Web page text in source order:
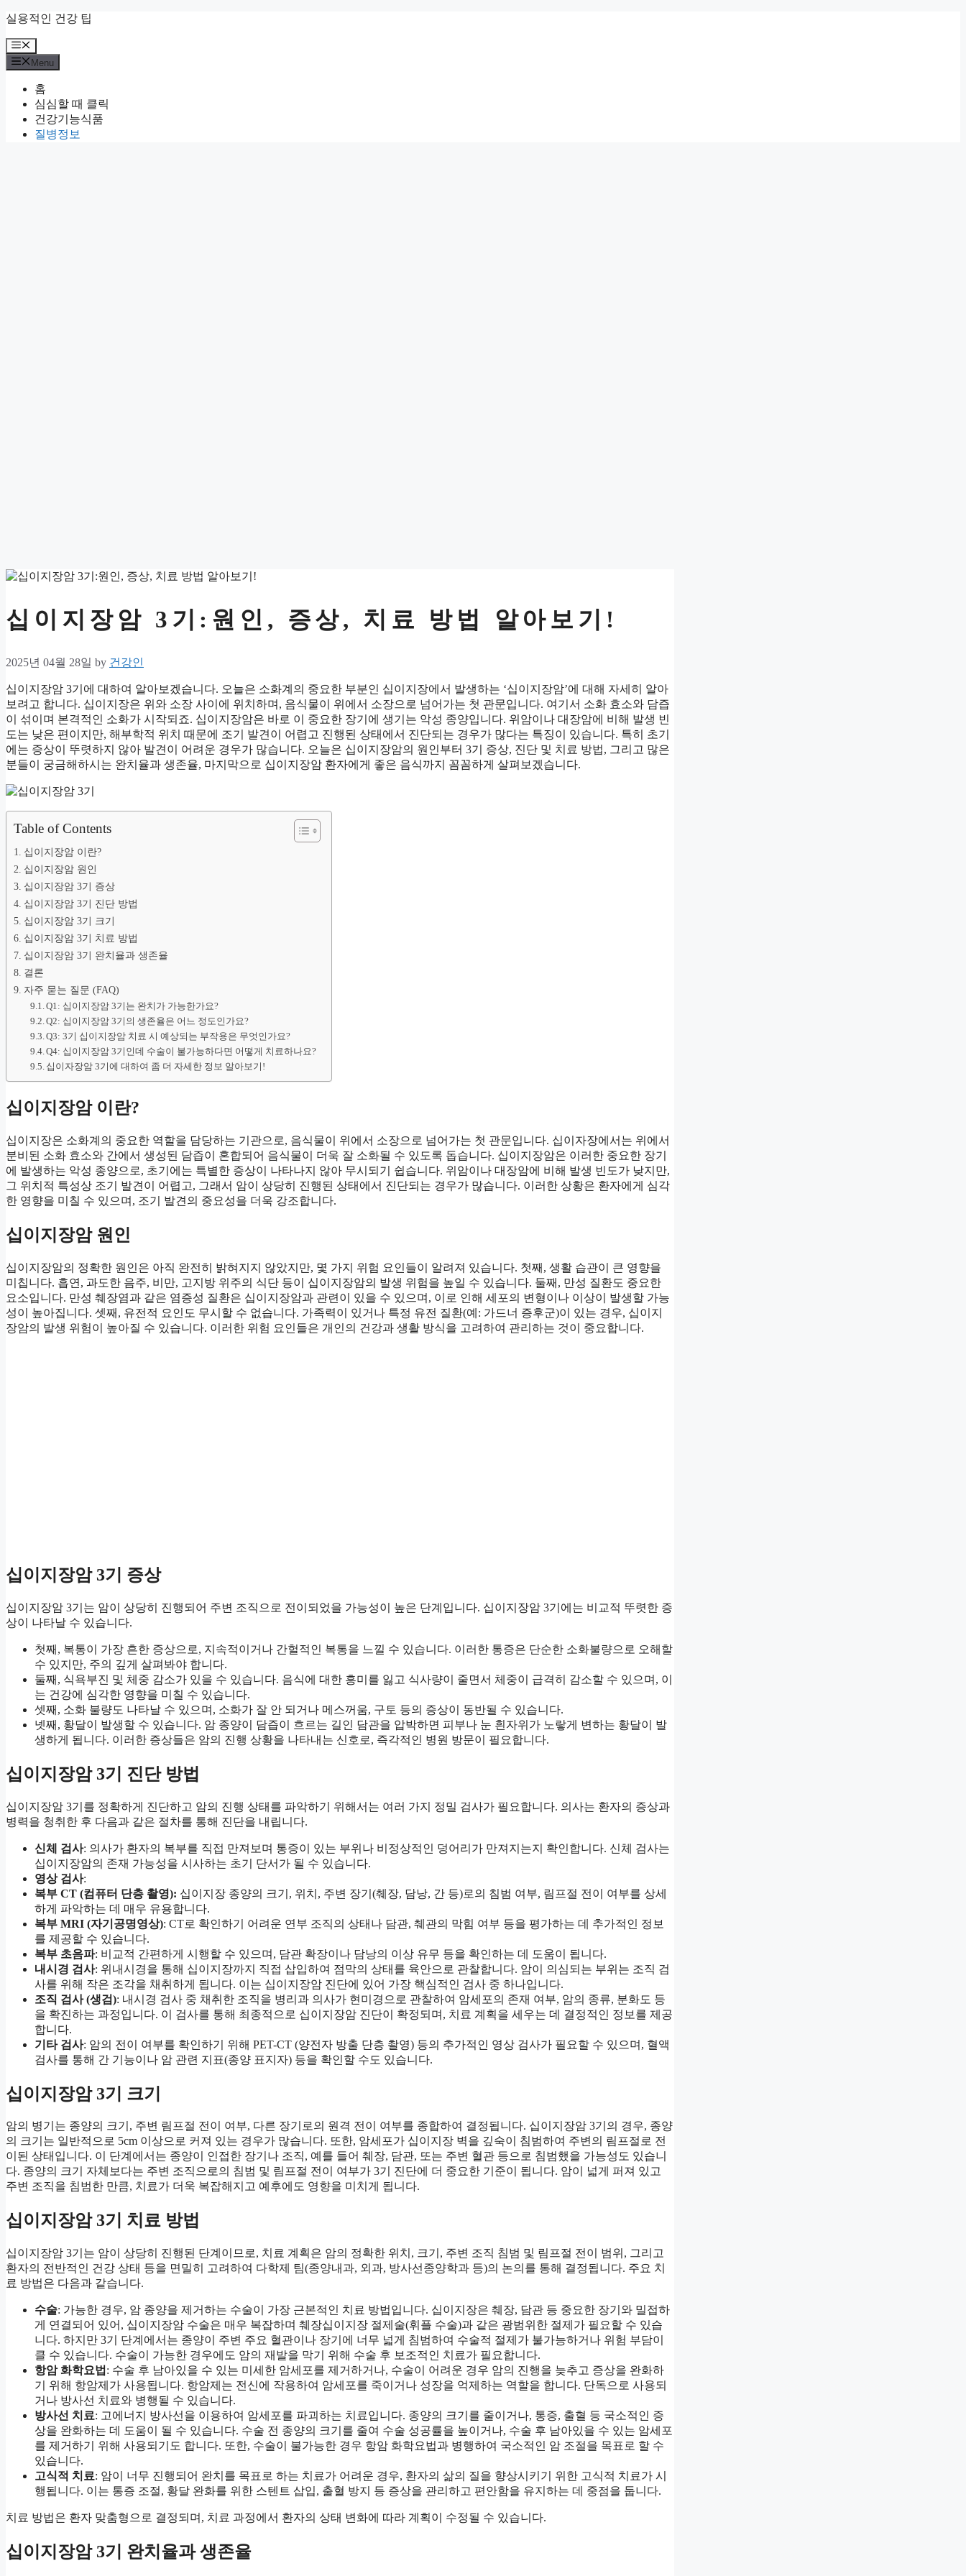
Skip
content
실용적인 건강 팁
Menu
Menu
홈
심심할 때 클릭
건강기능식품
질병정보
십이지장암 3기:원인, 증상, 치료 방법 알아보기!
2025년 04월 28일 by 건강인
십이지장암 3기에 대하여 알아보겠습니다. 오늘은 소화계의 중요한 부분인 십이지장에서 발생하는 ‘십이지장암’에 대해 자세히 알아
보려고 합니다. 십이지장은 위와 소장 사이에 위치하며, 음식물이 위에서 소장으로 넘어가는 첫 관문입니다. 여기서 소화 효소와 담즙
이 섞이며 본격적인 소화가 시작되죠. 십이지장암은 바로 이 중요한 장기에 생기는 악성 종양입니다. 위암이나 대장암에 비해 발생 빈
도는 낮은 편이지만, 해부학적 위치 때문에 조기 발견이 어렵고 진행된 상태에서 진단되는 경우가 많다는 특징이 있습니다. 특히 초기
에는 증상이 뚜렷하지 않아 발견이 어려운 경우가 많습니다. 오늘은 십이지장암의 원인부터 3기 증상, 진단 및 치료 방법, 그리고 많은
분들이 궁금해하시는 완치율과 생존율, 마지막으로 십이지장암 환자에게 좋은 음식까지 꼼꼼하게 살펴보겠습니다.
Table of Contents
십이지장암 이란?
십이지장암 원인
십이지장암 3기 증상
십이지장암 3기 진단 방법
십이지장암 3기 크기
십이지장암 3기 치료 방법
십이지장암 3기 완치율과 생존율
결론
자주 묻는 질문 (FAQ)
Q1: 십이지장암 3기는 완치가 가능한가요?
Q2: 십이지장암 3기의 생존율은 어느 정도인가요?
Q3: 3기 십이지장암 치료 시 예상되는 부작용은 무엇인가요?
Q4: 십이지장암 3기인데 수술이 불가능하다면 어떻게 치료하나요?
십이자장암 3기에 대하여 좀 더 자세한 정보 알아보기!
십이지장암 이란?
십이지장은 소화계의 중요한 역할을 담당하는 기관으로, 음식물이 위에서 소장으로 넘어가는 첫 관문입니다. 십이자장에서는 위에서
분비된 소화 효소와 간에서 생성된 담즙이 혼합되어 음식물이 더욱 잘 소화될 수 있도록 돕습니다. 십이지장암은 이러한 중요한 장기
에 발생하는 악성 종양으로, 초기에는 특별한 증상이 나타나지 않아 무시되기 쉽습니다. 위암이나 대장암에 비해 발생 빈도가 낮지만,
그 위치적 특성상 조기 발견이 어렵고, 그래서 암이 상당히 진행된 상태에서 진단되는 경우가 많습니다. 이러한 상황은 환자에게 심각
한 영향을 미칠 수 있으며, 조기 발견의 중요성을 더욱 강조합니다.
십이지장암 원인
십이지장암의 정확한 원인은 아직 완전히 밝혀지지 않았지만, 몇 가지 위험 요인들이 알려져 있습니다. 첫째, 생활 습관이 큰 영향을
미칩니다. 흡연, 과도한 음주, 비만, 고지방 위주의 식단 등이 십이지장암의 발생 위험을 높일 수 있습니다. 둘째, 만성 질환도 중요한
요소입니다. 만성 췌장염과 같은 염증성 질환은 십이지장암과 관련이 있을 수 있으며, 이로 인해 세포의 변형이나 이상이 발생할 가능
성이 높아집니다. 셋째, 유전적 요인도 무시할 수 없습니다. 가족력이 있거나 특정 유전 질환(예: 가드너 증후군)이 있는 경우, 십이지
장암의 발생 위험이 높아질 수 있습니다. 이러한 위험 요인들은 개인의 건강과 생활 방식을 고려하여 관리하는 것이 중요합니다.
십이지장암 3기 증상
십이지장암 3기는 암이 상당히 진행되어 주변 조직으로 전이되었을 가능성이 높은 단계입니다. 십이지장암 3기에는 비교적 뚜렷한 증
상이 나타날 수 있습니다.
첫째, 복통이 가장 흔한 증상으로, 지속적이거나 간헐적인 복통을 느낄 수 있습니다. 이러한 통증은 단순한 소화불량으로 오해할
수 있지만, 주의 깊게 살펴봐야 합니다.
둘째, 식욕부진 및 체중 감소가 있을 수 있습니다. 음식에 대한 흥미를 잃고 식사량이 줄면서 체중이 급격히 감소할 수 있으며, 이
는 건강에 심각한 영향을 미칠 수 있습니다.
셋째, 소화 불량도 나타날 수 있으며, 소화가 잘 안 되거나 메스꺼움, 구토 등의 증상이 동반될 수 있습니다.
넷째, 황달이 발생할 수 있습니다. 암 종양이 담즙이 흐르는 길인 담관을 압박하면 피부나 눈 흰자위가 노랗게 변하는 황달이 발
생하게 됩니다. 이러한 증상들은 암의 진행 상황을 나타내는 신호로, 즉각적인 병원 방문이 필요합니다.
십이지장암 3기 진단 방법
십이지장암 3기를 정확하게 진단하고 암의 진행 상태를 파악하기 위해서는 여러 가지 정밀 검사가 필요합니다. 의사는 환자의 증상과
병력을 청취한 후 다음과 같은 절차를 통해 진단을 내립니다.
신체 검사: 의사가 환자의 복부를 직접 만져보며 통증이 있는 부위나 비정상적인 덩어리가 만져지는지 확인합니다. 신체 검사는
십이지장암의 존재 가능성을 시사하는 초기 단서가 될 수 있습니다.
영상 검사:
복부 CT (컴퓨터 단층 촬영): 십이지장 종양의 크기, 위치, 주변 장기(췌장, 담낭, 간 등)로의 침범 여부, 림프절 전이 여부를 상세
하게 파악하는 데 매우 유용합니다.
복부 MRI (자기공명영상): CT로 확인하기 어려운 연부 조직의 상태나 담관, 췌관의 막힘 여부 등을 평가하는 데 추가적인 정보
를 제공할 수 있습니다.
복부 초음파: 비교적 간편하게 시행할 수 있으며, 담관 확장이나 담낭의 이상 유무 등을 확인하는 데 도움이 됩니다.
내시경 검사: 위내시경을 통해 십이지장까지 직접 삽입하여 점막의 상태를 육안으로 관찰합니다. 암이 의심되는 부위는 조직 검
사를 위해 작은 조각을 채취하게 됩니다. 이는 십이지장암 진단에 있어 가장 핵심적인 검사 중 하나입니다.
조직 검사 (생검): 내시경 검사 중 채취한 조직을 병리과 의사가 현미경으로 관찰하여 암세포의 존재 여부, 암의 종류, 분화도 등
을 확진하는 과정입니다. 이 검사를 통해 최종적으로 십이지장암 진단이 확정되며, 치료 계획을 세우는 데 결정적인 정보를 제공
합니다.
기타 검사: 암의 전이 여부를 확인하기 위해 PET-CT (양전자 방출 단층 촬영) 등의 추가적인 영상 검사가 필요할 수 있으며, 혈액
검사를 통해 간 기능이나 암 관련 지표(종양 표지자) 등을 확인할 수도 있습니다.
십이지장암 3기 크기
암의 병기는 종양의 크기, 주변 림프절 전이 여부, 다른 장기로의 원격 전이 여부를 종합하여 결정됩니다. 십이지장암 3기의 경우, 종양
의 크기는 일반적으로 5cm 이상으로 커져 있는 경우가 많습니다. 또한, 암세포가 십이지장 벽을 깊숙이 침범하여 주변의 림프절로 전
이된 상태입니다. 이 단계에서는 종양이 인접한 장기나 조직, 예를 들어 췌장, 담관, 또는 주변 혈관 등으로 침범했을 가능성도 있습니
다. 종양의 크기 자체보다는 주변 조직으로의 침범 및 림프절 전이 여부가 3기 진단에 더 중요한 기준이 됩니다. 암이 넓게 퍼져 있고
주변 조직을 침범한 만큼, 치료가 더욱 복잡해지고 예후에도 영향을 미치게 됩니다.
십이지장암 3기 치료 방법
십이지장암 3기는 암이 상당히 진행된 단계이므로, 치료 계획은 암의 정확한 위치, 크기, 주변 조직 침범 및 림프절 전이 범위, 그리고
환자의 전반적인 건강 상태 등을 면밀히 고려하여 다학제 팀(종양내과, 외과, 방사선종양학과 등)의 논의를 통해 결정됩니다. 주요 치
료 방법은 다음과 같습니다.
수술: 가능한 경우, 암 종양을 제거하는 수술이 가장 근본적인 치료 방법입니다. 십이지장은 췌장, 담관 등 중요한 장기와 밀접하
게 연결되어 있어, 십이지장암 수술은 매우 복잡하며 췌장십이지장 절제술(휘플 수술)과 같은 광범위한 절제가 필요할 수 있습
니다. 하지만 3기 단계에서는 종양이 주변 주요 혈관이나 장기에 너무 넓게 침범하여 수술적 절제가 불가능하거나 위험 부담이
클 수 있습니다. 수술이 가능한 경우에도 암의 재발을 막기 위해 수술 후 보조적인 치료가 필요합니다.
항암 화학요법 : 수술 후 남아있을 수 있는 미세한 암세포를 제거하거나, 수술이 어려운 경우 암의 진행을 늦추고 증상을 완화하
기 위해 항암제가 사용됩니다. 항암제는 전신에 작용하여 암세포를 죽이거나 성장을 억제하는 역할을 합니다. 단독으로 사용되
거나 방사선 치료와 병행될 수 있습니다.
방사선 치료: 고에너지 방사선을 이용하여 암세포를 파괴하는 치료입니다. 종양의 크기를 줄이거나, 통증, 출혈 등 국소적인 증
상을 완화하는 데 도움이 될 수 있습니다. 수술 전 종양의 크기를 줄여 수술 성공률을 높이거나, 수술 후 남아있을 수 있는 암세포
를 제거하기 위해 사용되기도 합니다. 또한, 수술이 불가능한 경우 항암 화학요법과 병행하여 국소적인 암 조절을 목표로 할 수
있습니다.
고식적 치료: 암이 너무 진행되어 완치를 목표로 하는 치료가 어려운 경우, 환자의 삶의 질을 향상시키기 위한 고식적 치료가 시
행됩니다. 이는 통증 조절, 황달 완화를 위한 스텐트 삽입, 출혈 방지 등 증상을 관리하고 편안함을 유지하는 데 중점을 둡니다.
치료 방법은 환자 맞춤형으로 결정되며, 치료 과정에서 환자의 상태 변화에 따라 계획이 수정될 수 있습니다.
십이지장암 3기 완치율과 생존율